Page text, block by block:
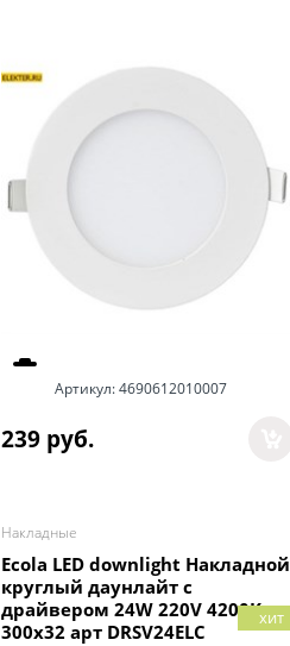
Артикул:4690612010007
239 руб.
Накладные
Ecola LED downlight Накладной
круглый даунлайт с
драйвером 24W 220V 4200K
300x32 арт DRSV24ELC
хит